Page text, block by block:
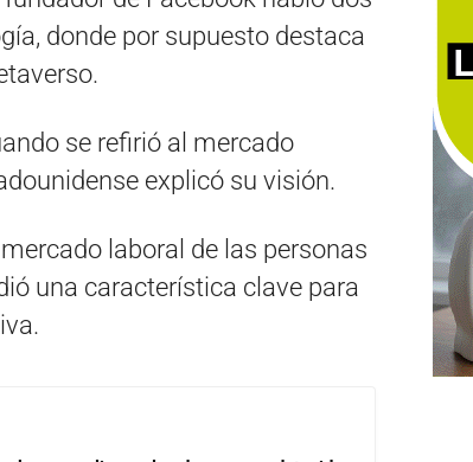
donde por supuesto destaca
se refirió al mercado
explicó su visión.
laboral de las personas
una característica clave para